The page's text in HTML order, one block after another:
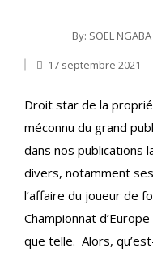
By: SOEL NGABA
17 septembre 2021
Droit star de la
méconnu du grand
dans nos publications
divers, notamment
l’affaire du joueur de
Championnat
que telle. Alors,